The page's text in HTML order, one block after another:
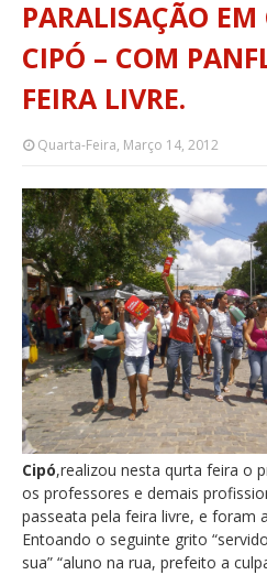
PARALISAÇÃO EM
CIPÓ – COM
FEIRA LIVRE.
Quarta-Feira, Março 14, 2012
Cipó,realizou nesta qurta feira o
os professores e demais
passeata pela feira livre, e foram
Entoando o seguinte grito
sua” “aluno na rua, prefeito a